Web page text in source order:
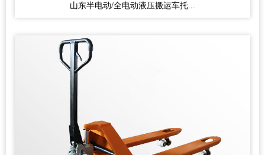
山东半电动/全电动液压搬运车托...